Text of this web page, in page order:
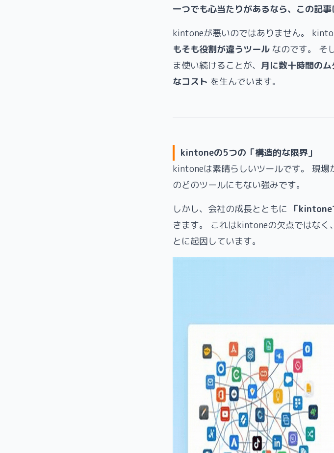
一つでも心当たりがあるなら、この記
kintoneが悪いのではありません。
もそも役割が違うツール なのです。 そ
ま使い続けることが、 月に数十時間の
なコスト を生んでいます。
kintoneの5つの「構造的な限界」
kintoneは素晴らしいツールです。 現
のどのツールにもない強みです。
しかし、会社の成長とともに
「kintone
きます。 これはkintoneの欠点ではなく
とに起因しています。